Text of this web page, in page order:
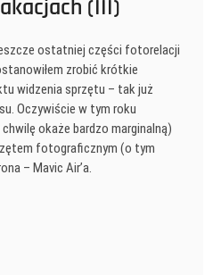
(III)
ostatniej części fotorelacji
zrobić krótkie
widzenia sprzętu – tak już
Oczywiście w tym roku
okaże bardzo marginalną)
fotograficznym (o tym
– Mavic Air’a.